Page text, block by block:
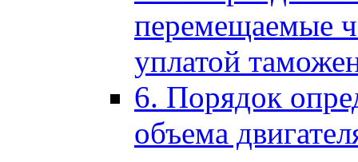
перемещаемые
уплатой
6. Порядок
объема